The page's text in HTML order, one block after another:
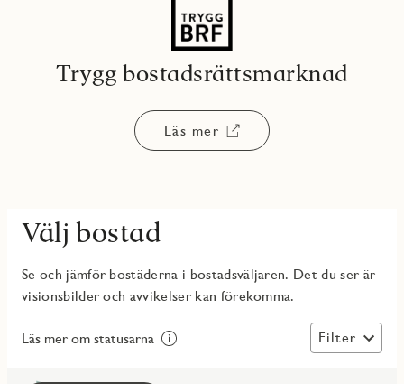
Trygg bostadsrättsmarknad
Läs mer
Välj bostad
Se och jämför bostäderna i bostadsväljaren. Det du ser är
visionsbilder och avvikelser kan förekomma.
Läs mer om statusarna Filter